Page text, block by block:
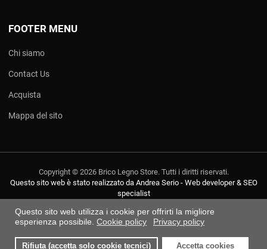
Questo sito web utilizza i cookie per offrirti la migliore
esperienza possibile. Cookie policy Privacy policy
Rifiuta (accetta solo cookie tecnici) Accetta cookies
0 0
FOOTER MENU
Chi siamo
Contact Us
Acquista
Mappa del sito
Copyright © 2026 Brico Legno Store. Tutti i diritti riservati.
Questo sito web è stato realizzato da Andrea Serio - Web developer & SEO
specialist